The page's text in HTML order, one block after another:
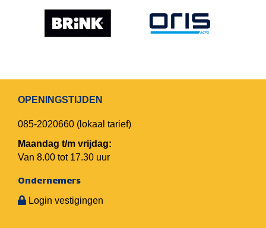
OPENINGSTIJDEN
085-2020660 (lokaal tarief)
Maandag t/m vrijdag:
Van 8.00 tot 17.30 uur
Ondernemers
Login vestigingen